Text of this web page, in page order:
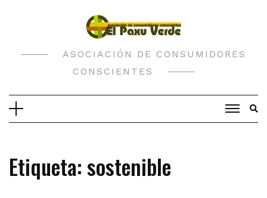
ASOCIACIÓN DE CONSUMIDORES
CONSCIENTES
Etiqueta:sostenible